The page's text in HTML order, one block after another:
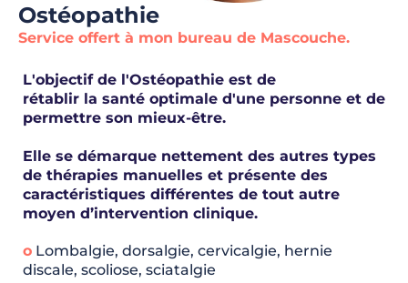
Ostéopathie
Service offert à mon bureau de Mascouche.
L'objectif de l'Ostéopathie est de
rétablir la santé optimale d'une personne et de
permettre son mieux-être.
Elle se démarque nettement des autres types
de thérapies manuelles et présente des
caractéristiques différentes de tout autre
moyen d’intervention clinique.
o Lombalgie, dorsalgie, cervicalgie, hernie
discale, scoliose, sciatalgie